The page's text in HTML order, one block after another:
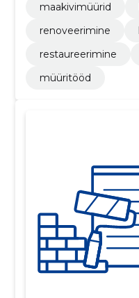
maakivimüürid
renoveerimine
restaureerimine
müüritööd